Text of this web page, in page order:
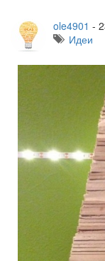
ole4901 -
Идеи